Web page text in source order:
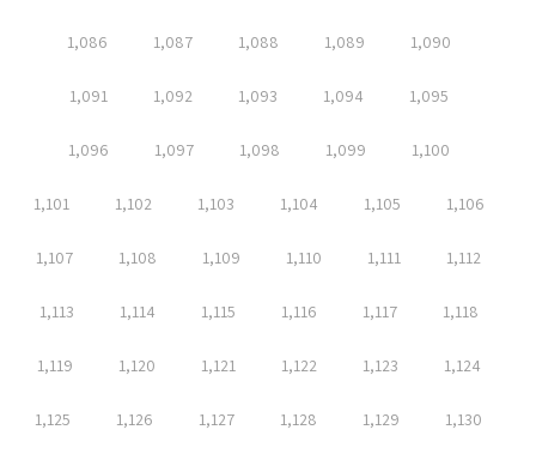
1,086 1,087 1,088 1,089 1,090
1,091 1,092 1,093 1,094 1,095
1,096 1,097 1,098 1,099 1,100
1,101 1,102 1,103 1,104 1,105 1,106
1,107 1,108 1,109 1,110 1,111 1,112
1,113 1,114 1,115 1,116 1,117 1,118
1,119 1,120 1,121 1,122 1,123 1,124
1,125 1,126 1,127 1,128 1,129 1,130